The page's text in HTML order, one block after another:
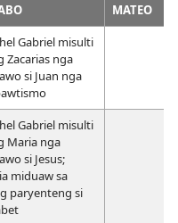
MATEO
Gabriel misulti
Zacarias nga
si Juan nga
Gabriel misulti
Maria nga
si Jesus;
miduaw sa
paryenteng si